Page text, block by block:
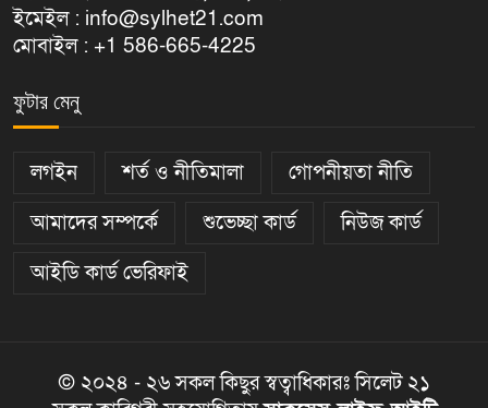
ইমেইল : info@sylhet21.com
মোবাইল : +1 586-665-4225
ফুটার মেনু
লগইন শর্ত ও নীতিমালা
গোপনীয়তা নীতি
আমাদের সম্পর্কে
শুভেচ্ছা কার্ড
নিউজ কার্ড
আইডি কার্ড ভেরিফাই
© ২০২৪ - ২৬ সকল কিছুর স্বত্বাধিকারঃ সিলেট ২১